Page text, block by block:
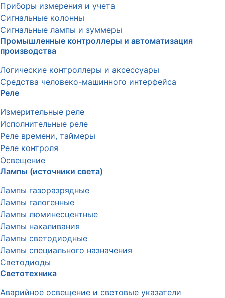
Приборы измерения и учета
Сигнальные колонны
Сигнальные лампы и зуммеры
Промышленные контроллеры и автоматизация
производства
Логические контроллеры и аксессуары
Средства человеко-машинного интерфейса
Реле
Измерительные реле
Исполнительные реле
Реле времени, таймеры
Реле контроля
Освещение
Лампы (источники света)
Лампы газоразрядные
Лампы галогенные
Лампы люминесцентные
Лампы накаливания
Лампы светодиодные
Лампы специального назначения
Светодиоды
Светотехника
Аварийное освещение и световые указатели